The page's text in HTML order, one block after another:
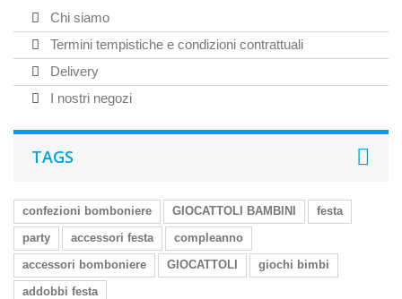
Chi siamo
Termini tempistiche e condizioni contrattuali
Delivery
I nostri negozi
TAGS
confezioni bomboniere GIOCATTOLI BAMBINI
festa
party
accessori festa
compleanno
accessori bomboniere
GIOCATTOLI
giochi bimbi
addobbi festa